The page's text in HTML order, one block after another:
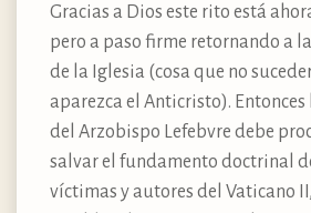
Gracias a Dios este rito está
pero a paso firme retornando a
de la Iglesia (cosa que no
aparezca el Anticristo).
del Arzobispo Lefebvre debe
salvar el fundamento doctrinal
víctimas y autores del Vaticano